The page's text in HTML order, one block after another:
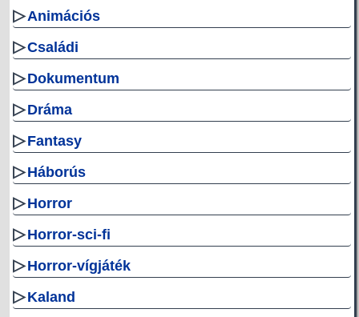
▷Animációs
▷Családi
▷Dokumentum
▷Dráma
▷Fantasy
▷Háborús
▷Horror
▷Horror-sci-fi
▷Horror-vígjáték
▷Kaland